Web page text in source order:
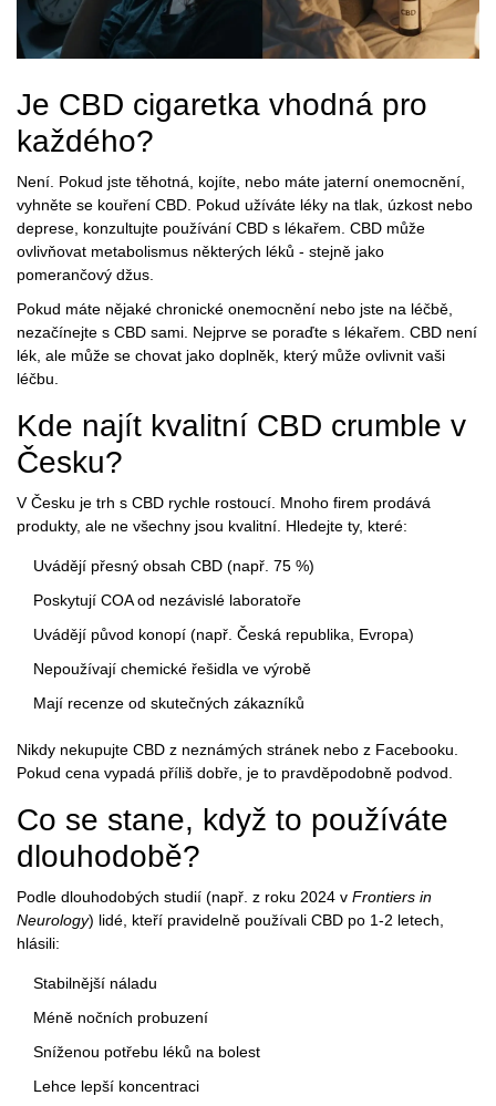
Je CBD cigaretka vhodná pro
každého?
Není. Pokud jste těhotná, kojíte, nebo máte jaterní onemocnění,
vyhněte se kouření CBD. Pokud užíváte léky na tlak, úzkost nebo
deprese, konzultujte používání CBD s lékařem. CBD může
ovlivňovat metabolismus některých léků - stejně jako
pomerančový džus.
Pokud máte nějaké chronické onemocnění nebo jste na léčbě,
nezačínejte s CBD sami. Nejprve se poraďte s lékařem. CBD není
lék, ale může se chovat jako doplněk, který může ovlivnit vaši
léčbu.
Kde najít kvalitní CBD crumble v
Česku?
V Česku je trh s CBD rychle rostoucí. Mnoho firem prodává
produkty, ale ne všechny jsou kvalitní. Hledejte ty, které:
Uvádějí přesný obsah CBD (např. 75 %)
Poskytují COA od nezávislé laboratoře
Uvádějí původ konopí (např. Česká republika, Evropa)
Nepoužívají chemické řešidla ve výrobě
Mají recenze od skutečných zákazníků
Nikdy nekupujte CBD z neznámých stránek nebo z Facebooku.
Pokud cena vypadá příliš dobře, je to pravděpodobně podvod.
Co se stane, když to používáte
dlouhodobě?
Podle dlouhodobých studií (např. z roku 2024 v Frontiers in
Neurology) lidé, kteří pravidelně používali CBD po 1-2 letech,
hlásili:
Stabilnější náladu
Méně nočních probuzení
Sníženou potřebu léků na bolest
Lehce lepší koncentraci